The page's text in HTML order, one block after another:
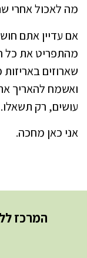
מה לאכול אחרי
אם עדיין אתם
מהתפריט את כל
שארוזים
ואשמח להאריך
עושים, רק תשאלו.
אני כאן מחכה.
המרכז